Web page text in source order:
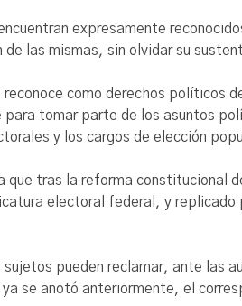
expresamente
las mismas, sin olvidar su
como derechos políticos
tomar parte de los asuntos
y los cargos de elección
que tras la reforma constitucional
electoral federal, y
pueden reclamar, ante las
se anotó anteriormente, el